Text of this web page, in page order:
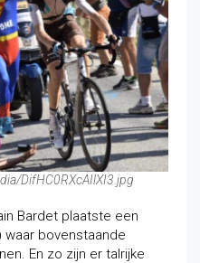
DifHC0RXcAIlXI3.jpg
Bardet plaatste een
bovenstaande
En zo zijn er talrijke